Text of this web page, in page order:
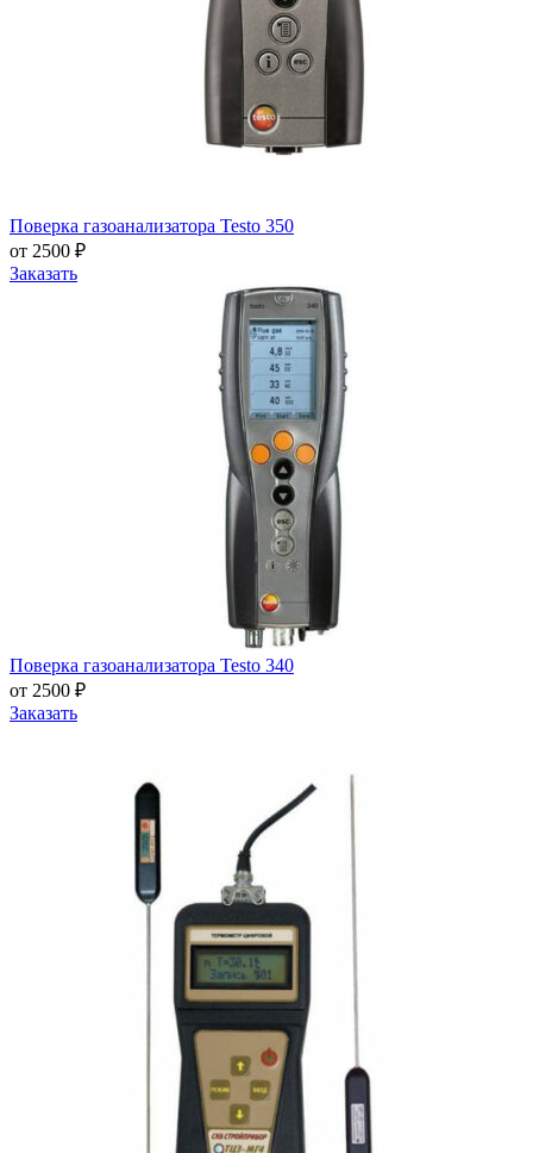
Поверка газоанализатора Testo 350
от 2500 ₽
Заказать
Поверка газоанализатора Testo 340
от 2500 ₽
Заказать